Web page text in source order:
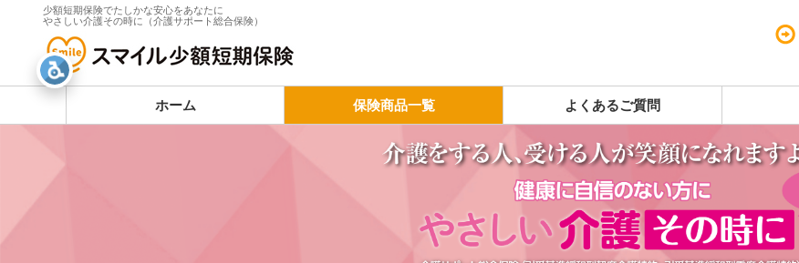
少額短期保険でたしかな安心をあなたに
やさしい介護その時に（介護サポート総合保険）
ホーム 保険商品一覧 よくあるご質問